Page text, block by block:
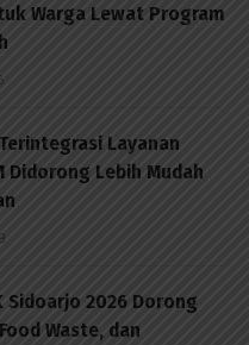
Warga Lewat Program
Layanan
Didorong Lebih Mudah
Sidoarjo 2026 Dorong
Waste, dan